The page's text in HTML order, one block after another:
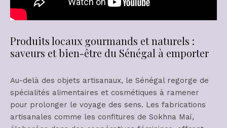
Produits locaux gourmands et naturels :
saveurs et bien-être du Sénégal à emporter
Au-delà des objets artisanaux, le Sénégal regorge de
spécialités alimentaires et cosmétiques à ramener
pour prolonger le voyage des sens. Les fabrications
artisanales comme les confitures de Sokhna Maï,